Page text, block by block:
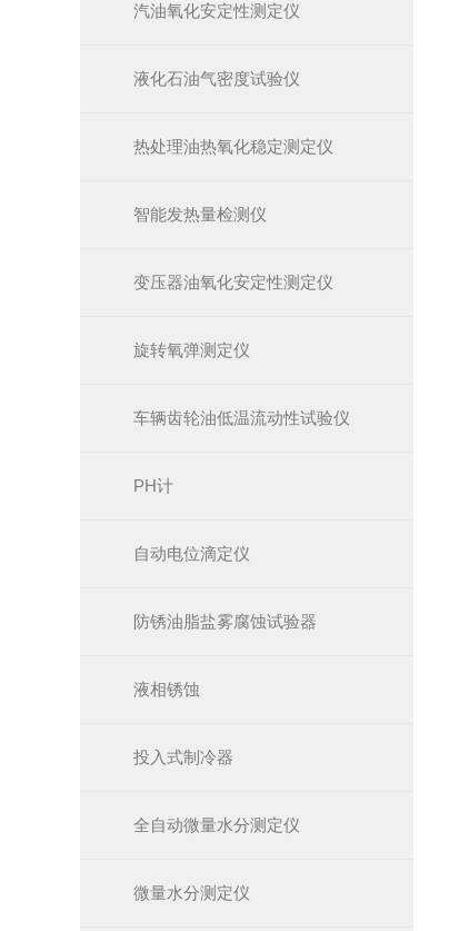
汽油氧化安定性测定仪
液化石油气密度试验仪
热处理油热氧化稳定测定仪
智能发热量检测仪
变压器油氧化安定性测定仪
旋转氧弹测定仪
车辆齿轮油低温流动性试验仪
PH计
自动电位滴定仪
防锈油脂盐雾腐蚀试验器
液相锈蚀
投入式制冷器
全自动微量水分测定仪
微量水分测定仪